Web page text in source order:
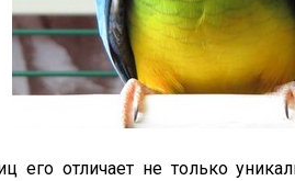
его отличает не только